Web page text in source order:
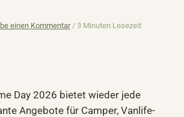
einen Kommentar / 3 Minuten Lesezeit
Day 2026 bietet wieder jede
Angebote für Camper, Vanlife-